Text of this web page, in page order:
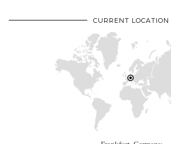
CURRENT LOCATION